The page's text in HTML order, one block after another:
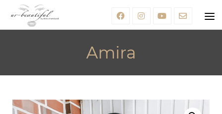
Amira